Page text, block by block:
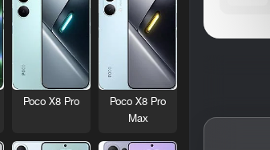
Poco X8 Pro
Max
Poco X8 Pro